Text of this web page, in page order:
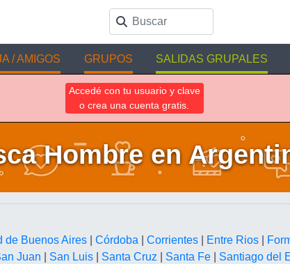
/ AMIGOS GRUPOS SALIDAS GRUPALES
Accedé con tu usuario y clave
o crea una cuenta gratis.
Hombre en
de Buenos Aires Córdoba Corrientes Entre Rios
Juan San Luis Santa Cruz Santa Fe
Santiago del